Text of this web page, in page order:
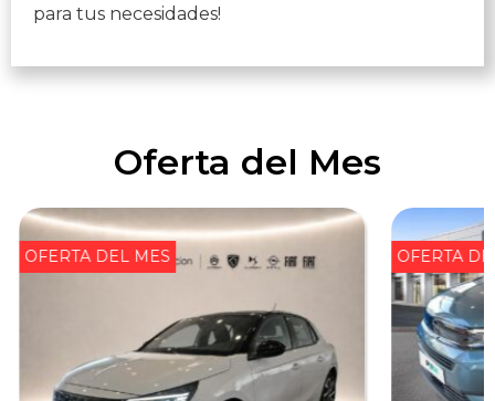
para tus necesidades!
Oferta del Mes
OFERTA DEL MES OFERTA